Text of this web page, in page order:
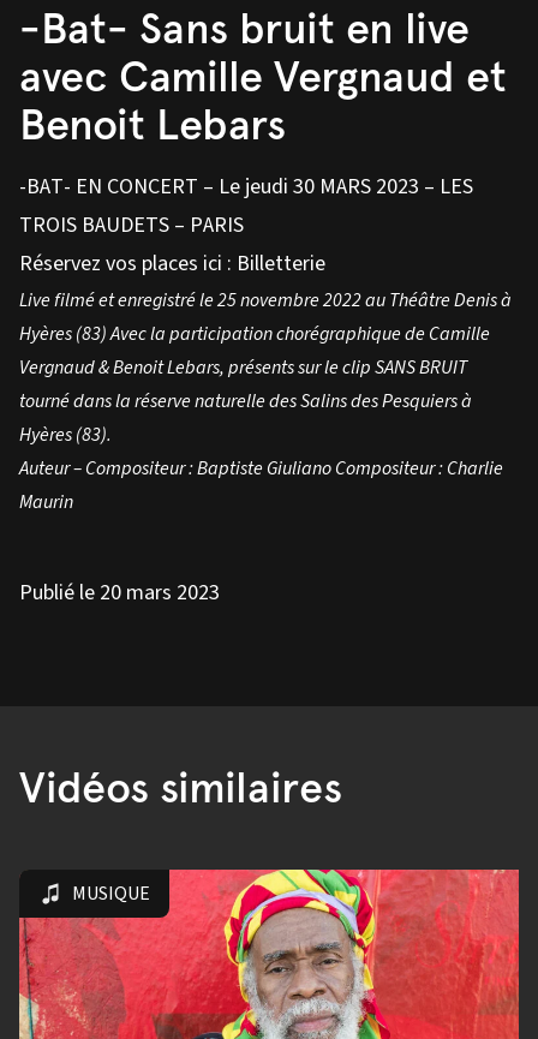
-Bat- Sans bruit en live
avec Camille Vergnaud et
Benoit Lebars
-BAT- EN CONCERT – Le jeudi 30 MARS 2023 – LES
TROIS BAUDETS – PARIS
Réservez vos places ici : Billetterie
Live filmé et enregistré le 25 novembre 2022 au Théâtre Denis à
Hyères (83) Avec la participation chorégraphique de Camille
Vergnaud & Benoit Lebars, présents sur le clip SANS BRUIT
tourné dans la réserve naturelle des Salins des Pesquiers à
Hyères (83).
Auteur – Compositeur : Baptiste Giuliano Compositeur : Charlie
Maurin
Publié le 20 mars 2023
Vidéos similaires
MUSIQUE